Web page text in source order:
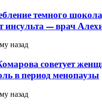
темного
инсульта — врач
назад
советует
в период менопаузы
назад